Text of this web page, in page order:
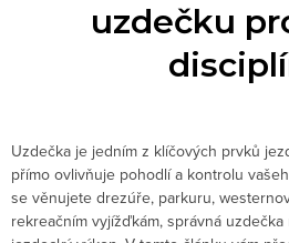
uzdečku
Uzdečka je jedním z klíčových prvků
přímo ovlivňuje pohodlí a kontrolu
se věnujete drezúře, parkuru,
rekreačním vyjížďkám, správná